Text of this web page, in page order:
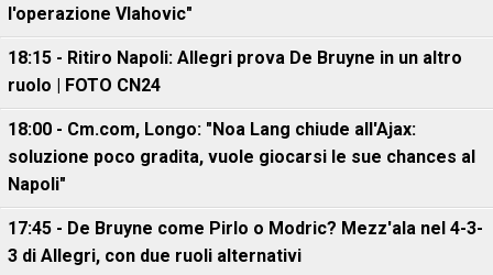
l'operazione Vlahovic"
18:15 - Ritiro Napoli: Allegri prova De Bruyne in un altro
ruolo | FOTO CN24
18:00 - Cm.com, Longo: "Noa Lang chiude all'Ajax:
soluzione poco gradita, vuole giocarsi le sue chances al
Napoli"
17:45 - De Bruyne come Pirlo o Modric? Mezz'ala nel 4-3-
3 di Allegri, con due ruoli alternativi